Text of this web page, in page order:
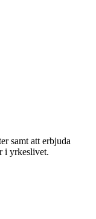
samt att erbjuda
i yrkeslivet.